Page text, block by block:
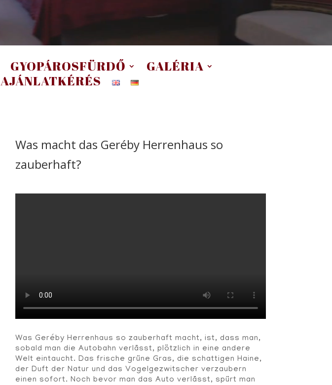
GYOPÁROSFÜRDŐ
GALÉRIA
AJÁNLATKÉRÉS
Was macht das Geréby Herrenhaus so
zauberhaft?
Was Geréby Herrenhaus so zauberhaft macht, ist, dass man,
sobald man die Autobahn verlässt, plötzlich in eine andere
Welt eintaucht. Das frische grüne Gras, die schattigen Haine,
der Duft der Natur und das Vogelgezwitscher verzaubern
einen sofort. Noch bevor man das Auto verlässt, spürt man